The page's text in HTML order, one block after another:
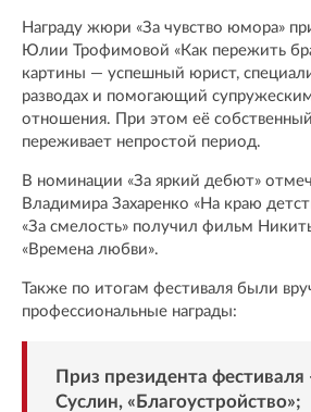
Награду жюри «За чувство юмора»
Юлии Трофимовой «Как пережить
картины — успешный юрист,
разводах и помогающий
отношения. При этом её
переживает непростой период.
В номинации «За яркий дебют»
Владимира Захаренко «На краю
«За смелость» получил фильм
«Времена любви».
Также по итогам фестиваля были
профессиональные награды:
Приз президента
Суслин, «Благоустройство»;